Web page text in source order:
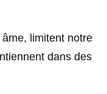
limitent notre
dans des